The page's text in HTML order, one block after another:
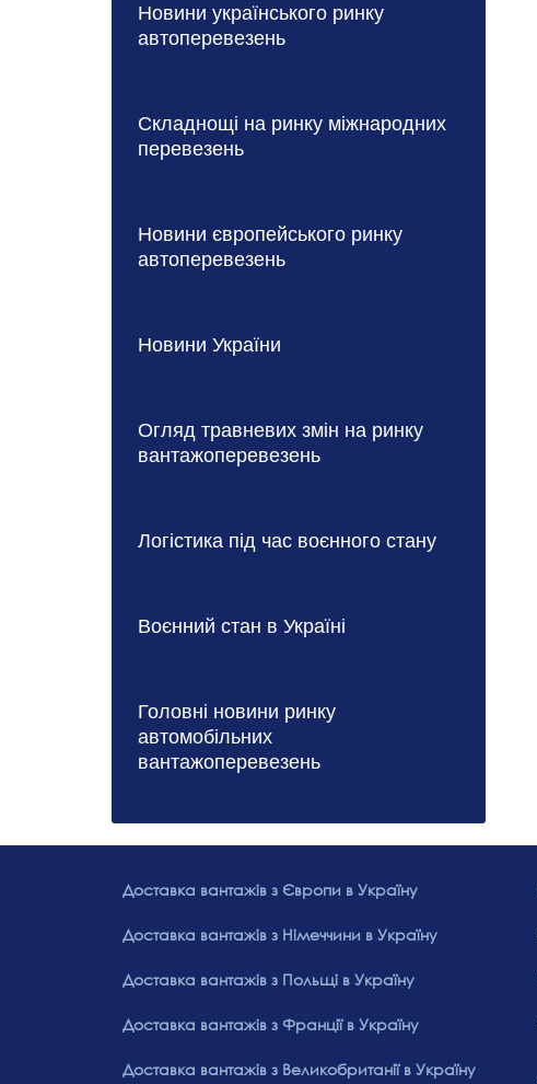
Новини українського ринку
автоперевезень
Складнощі на ринку міжнародних
перевезень
Новини європейського ринку
автоперевезень
Новини України
Огляд травневих змін на ринку
вантажоперевезень
Логістика під час воєнного стану
Воєнний стан в Україні
Головні новини ринку
автомобільних
вантажоперевезень
Доставка вантажів з Європи в Україну
Доставка вантажів з Німеччини в Україну
Доставка вантажів з Польщі в Україну
Доставка вантажів з Франції в Україну
Доставка вантажів з Великобританії в Україну